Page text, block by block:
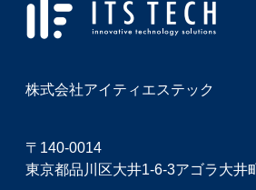
株式会社アイティエステック
〒140-0014
東京都品川区大井1-6-3アゴラ大井